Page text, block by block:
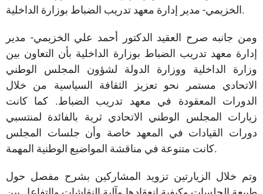
الخزيمي- مدير إدارة معهد تدريب الضباط بوزارة الداخلية.
ومن جانبه صرح العقيد الدكتور أحمد علي الخزيمي- مدير
إدارة معهد تدريب الضباط بوزارة الداخلية بأن التعاون بين
وزارة الداخلية ووزارة الدولة لشؤون المجلس الوطني
الاتحادي مستمر نحو تعزيز الثقافة السياسية من خلال
الدورات المعقودة في معهد تدريب الضباط. كما كانت
زيارات المجلس الوطني الاتحادي ثرية بالفائدة لمنتسبي
دورات القيادات في المعهد خاصة وأن جلسات المجلس
كانت متنوعة في مناقشة المواضيع الوطنية المهمة.
وتم خلال الزيارتين تزويد المشاركين بشرح مفصل حول